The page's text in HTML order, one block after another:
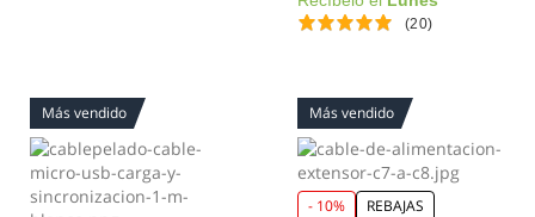
(20)
Más vendido Más vendido
- 10% REBAJAS